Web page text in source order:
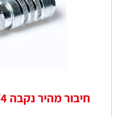
חיבור מהיר נקבה 1/4 הברגה חיצונית